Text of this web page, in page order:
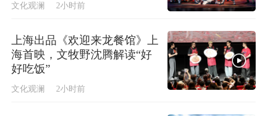
文化观澜 2小时前
上海出品《欢迎来龙餐馆》上
海首映，文牧野沈腾解读“好
好吃饭”
文化观澜 2小时前